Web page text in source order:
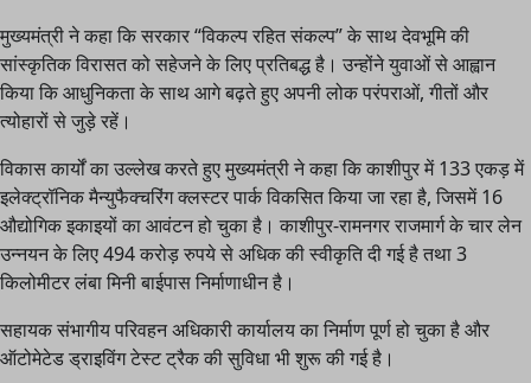
मुख्यमंत्री ने कहा कि सरकार “विकल्प रहित संकल्प” के साथ देवभूमि की
सांस्कृतिक विरासत को सहेजने के लिए प्रतिबद्ध है। उन्होंने युवाओं से आह्वान
किया कि आधुनिकता के साथ आगे बढ़ते हुए अपनी लोक परंपराओं, गीतों और
त्योहारों से जुड़े रहें।
विकास कार्यों का उल्लेख करते हुए मुख्यमंत्री ने कहा कि काशीपुर में 133 एकड़ में
इलेक्ट्रॉनिक मैन्युफैक्चरिंग क्लस्टर पार्क विकसित किया जा रहा है, जिसमें 16
औद्योगिक इकाइयों का आवंटन हो चुका है। काशीपुर-रामनगर राजमार्ग के चार लेन
उन्नयन के लिए 494 करोड़ रुपये से अधिक की स्वीकृति दी गई है तथा 3
किलोमीटर लंबा मिनी बाईपास निर्माणाधीन है।
सहायक संभागीय परिवहन अधिकारी कार्यालय का निर्माण पूर्ण हो चुका है और
ऑटोमेटेड ड्राइविंग टेस्ट ट्रैक की सुविधा भी शुरू की गई है।